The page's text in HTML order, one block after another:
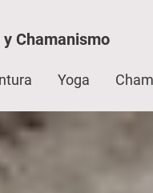
Chamanismo
Yoga